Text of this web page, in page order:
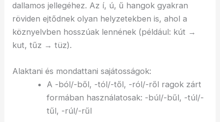
dallamos jellegéhez. Az í, ú, ű hangok gyakran
röviden ejtődnek olyan helyzetekben is, ahol a
köznyelvben hosszúak lennének (például: kút →
kut, tűz → tüz).
Alaktani és mondattani sajátosságok:
A -ból/-ből, -tól/-től, -ról/-ről ragok zárt
formában használatosak: -búl/-bűl, -túl/-
tűl, -rúl/-rűl